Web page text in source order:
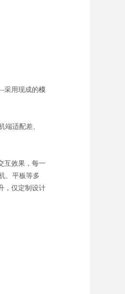
采用现成的模
端适配差、
互效果，每一
、平板等多
，仅定制设计